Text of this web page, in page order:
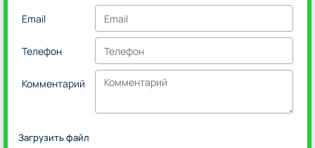
Email
Телефон
Комментарий
Загрузить файл